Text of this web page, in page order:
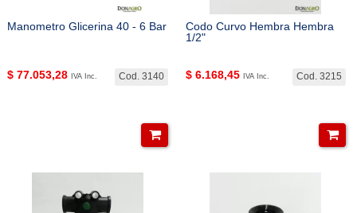
Manometro Glicerina 40 - 6 Bar
Cod. 3140
$ 77.053,28 IVA Inc.
Codo Curvo Hembra Hembra
1/2"
Cod. 3215
$ 6.168,45 IVA Inc.